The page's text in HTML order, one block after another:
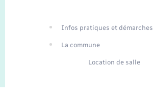
Traduction du
Infos pratiques et démarches
La commune
Location de salle